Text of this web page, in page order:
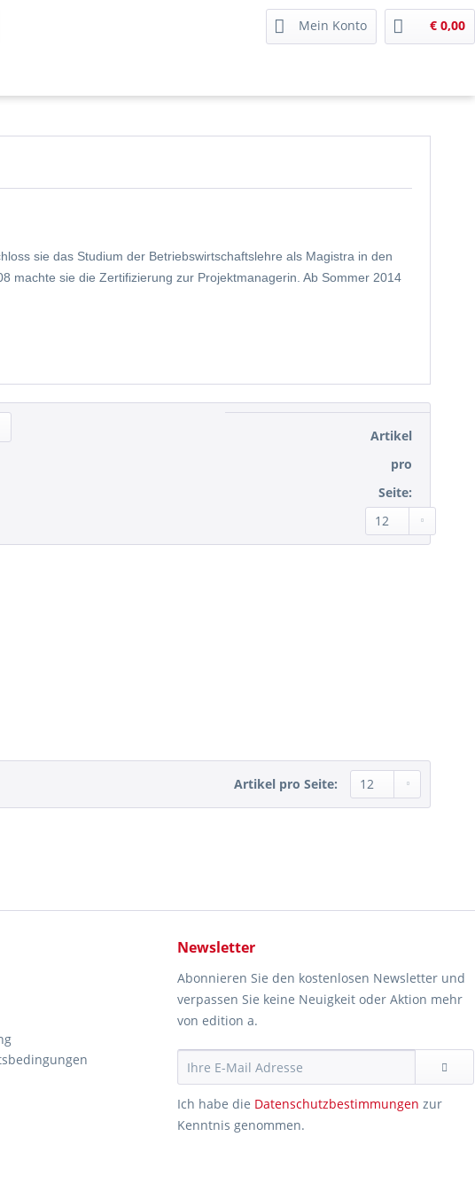
Mein Konto € 0,00
sie das Studium der Betriebswirtschaftslehre als Magistra in den
machte sie die Zertifizierung zur Projektmanagerin. Ab Sommer 2014
Artikel
pro
Seite:
Artikel pro Seite:
Newsletter
Abonnieren Sie den kostenlosen Newsletter und
verpassen Sie keine Neuigkeit oder Aktion mehr
von edition a.
Ich habe die Datenschutzbestimmungen zur
Kenntnis genommen.